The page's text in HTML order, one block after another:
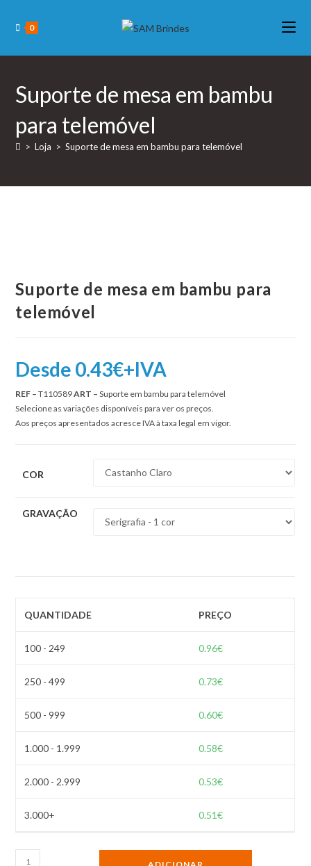
0
Suporte de mesa em bambu
para telemóvel
> Loja > Suporte de mesa em bambu para telemóvel
Suporte de mesa em bambu para
telemóvel
Desde 0.43€+IVA
REF – T110589ART –Suporte em bambu para telemóvel
Selecione as variações disponíveis para ver os preços.
Aos preços apresentados acresce IVA à taxa legal em vigor.
COR
GRAVAÇÃO
QUANTIDADE PREÇO
100 - 249 0.96€
250 - 499 0.73€
500 - 999 0.60€
1.000 - 1.999 0.58€
2.000 - 2.999 0.53€
3.000+ 0.51€
Quantidade